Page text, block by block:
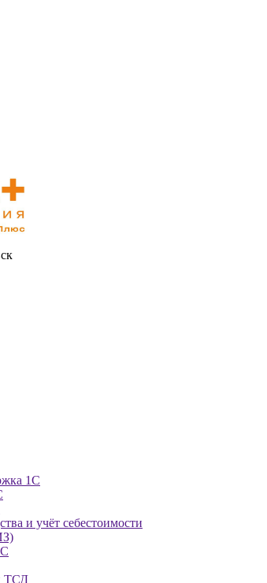
1С
и учёт себестоимости
ТСД